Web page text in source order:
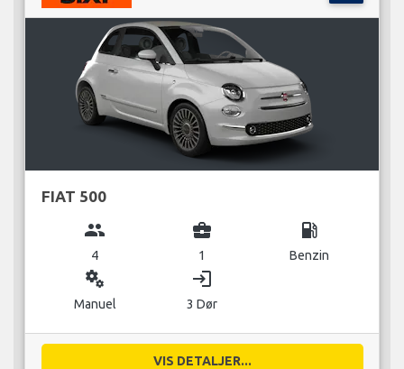
FIAT 500
group
4
business_center
1
local_gas_station
Benzin
miscellaneous_services
Manuel
login
3 Dør
VIS DETALJER...